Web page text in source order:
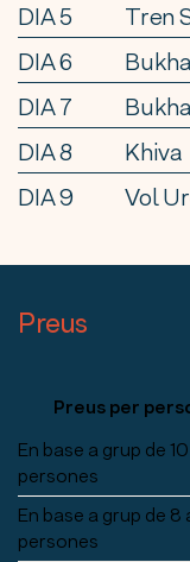
DIA 5
Tren
DIA 6
DIA 7
DIA 8
Khiva
DIA 9
Vol
Preus
Preus per
En base a grup de 10
persones
En base a grup de 8
persones